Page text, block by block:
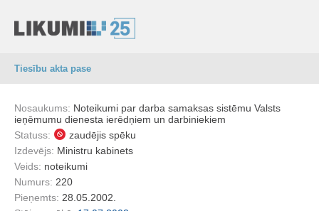
Tiesību akta pase
Nosaukums: Noteikumi par darba samaksas sistēmu Valsts
ieņēmumu dienesta ierēdņiem un darbiniekiem
Statuss:
zaudējis spēku
Izdevējs: Ministru kabinets
Veids: noteikumi
Numurs: 220
Pieņemts: 28.05.2002.